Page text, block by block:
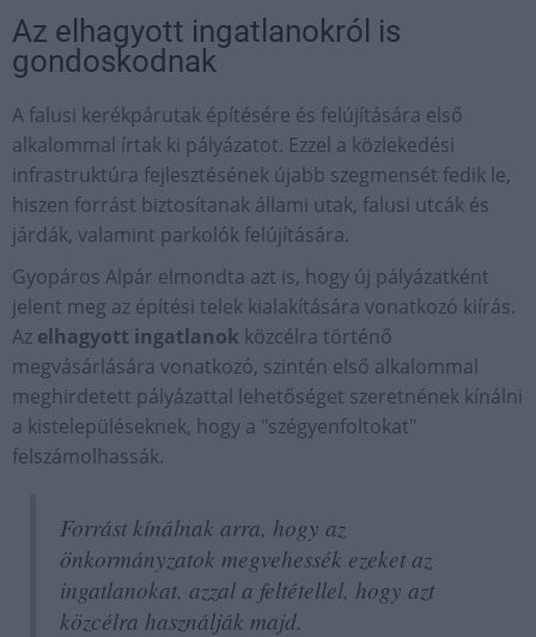
Az elhagyott ingatlanokról is
gondoskodnak
A falusi kerékpárutak építésére és felújítására első
alkalommal írtak ki pályázatot. Ezzel a közlekedési
infrastruktúra fejlesztésének újabb szegmensét fedik le,
hiszen forrást biztosítanak állami utak, falusi utcák és
járdák, valamint parkolók felújítására.
Gyopáros Alpár elmondta azt is, hogy új pályázatként
jelent meg az építési telek kialakítására vonatkozó kiírás.
Az elhagyott ingatlanok közcélra történő
megvásárlására vonatkozó, szintén első alkalommal
meghirdetett pályázattal lehetőséget szeretnének kínálni
a kistelepüléseknek, hogy a "szégyenfoltokat"
felszámolhassák.
Forrást kínálnak arra, hogy az
önkormányzatok megvehessék ezeket az
ingatlanokat, azzal a feltétellel, hogy azt
közcélra használják majd.